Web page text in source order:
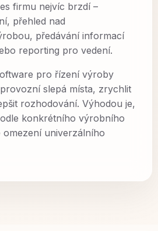
firmu nejvíc brzdí –
přehled nad
předávání informací
reporting pro vedení.
pro řízení výroby
slepá místa, zrychlit
rozhodování. Výhodou je,
konkrétního výrobního
univerzálního